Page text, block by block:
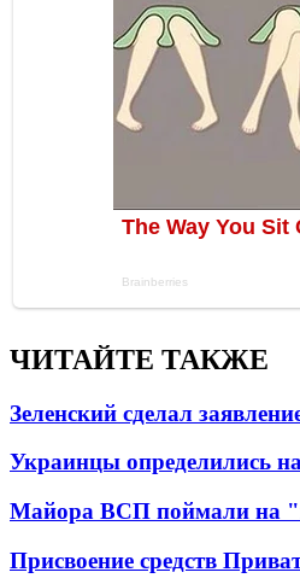
ЧИТАЙТЕ ТАКЖЕ
Зеленский сделал
Украинцы определились
Майора ВСП поймали на
Присвоение средств